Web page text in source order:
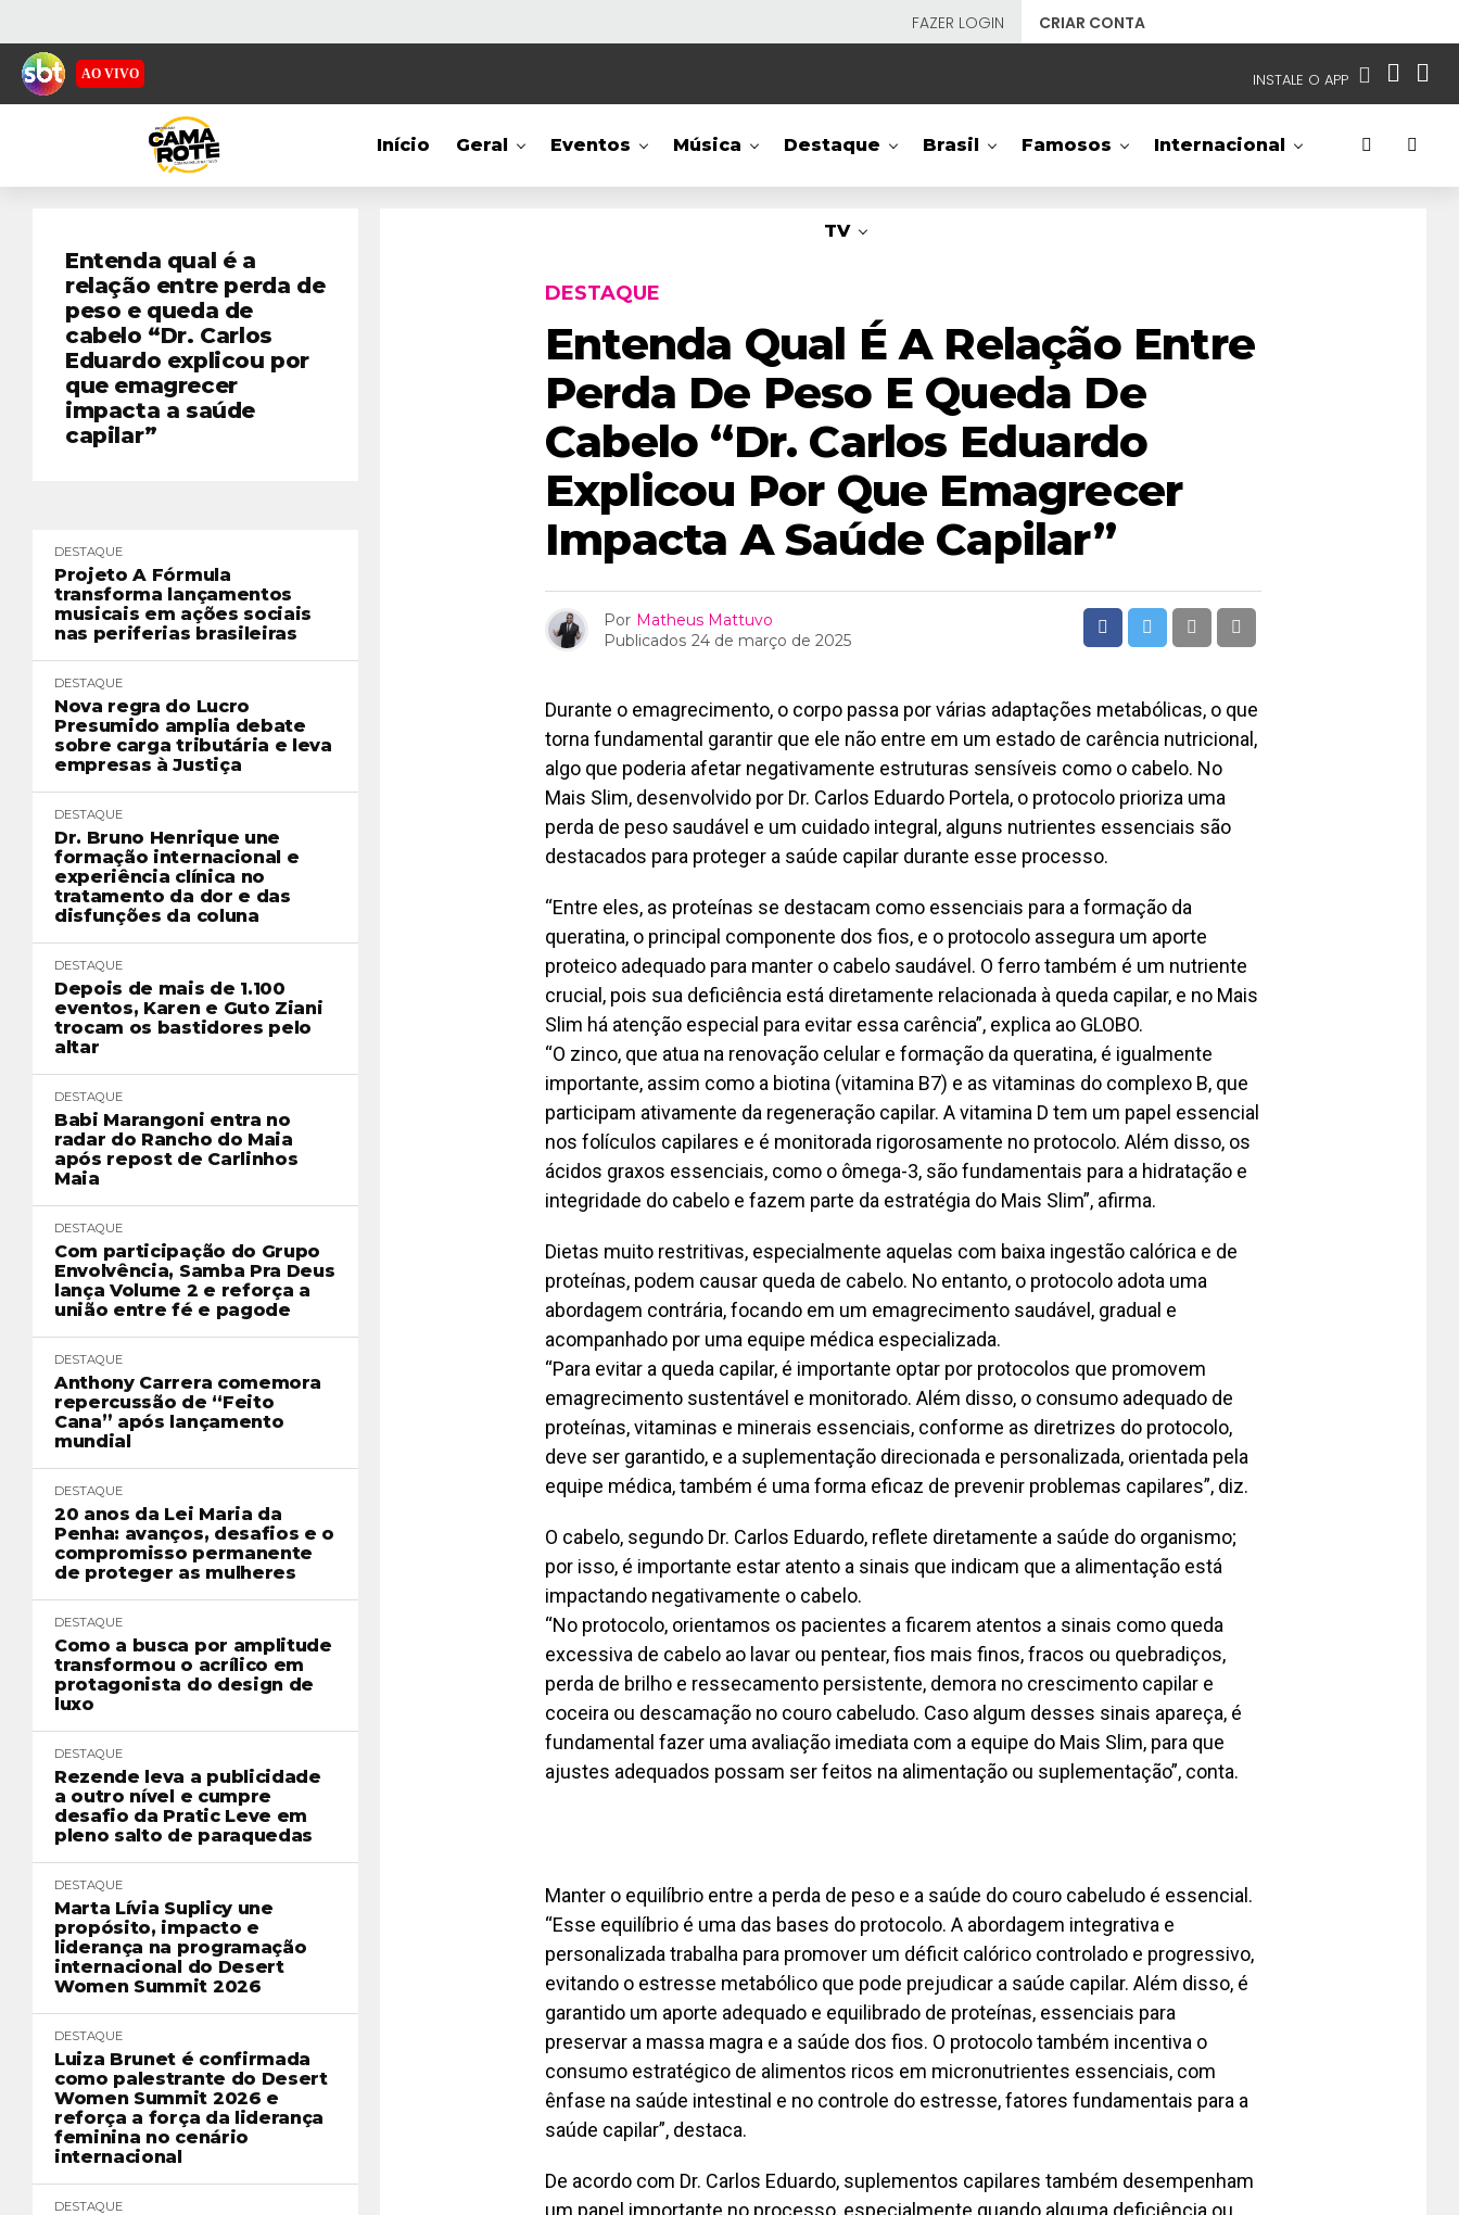
FAZER LOGIN CRIAR CONTA
AO VIVO INSTALE O APP
NOSSAS REDES APP TV SBT
Início Geral Eventos Música Destaque Brasil Famosos Internacional
TV
Entenda qual é a
relação entre perda de
peso e queda de
cabelo “Dr. Carlos
Eduardo explicou por
que emagrecer
impacta a saúde
capilar”
DESTAQUE
Projeto A Fórmula
transforma lançamentos
musicais em ações sociais
nas periferias brasileiras
DESTAQUE
Nova regra do Lucro
Presumido amplia debate
sobre carga tributária e leva
empresas à Justiça
DESTAQUE
Dr. Bruno Henrique une
formação internacional e
experiência clínica no
tratamento da dor e das
disfunções da coluna
DESTAQUE
Depois de mais de 1.100
eventos, Karen e Guto Ziani
trocam os bastidores pelo
altar
DESTAQUE
Babi Marangoni entra no
radar do Rancho do Maia
após repost de Carlinhos
Maia
DESTAQUE
Com participação do Grupo
Envolvência, Samba Pra Deus
lança Volume 2 e reforça a
união entre fé e pagode
DESTAQUE
Anthony Carrera comemora
repercussão de “Feito
Cana” após lançamento
mundial
DESTAQUE
20 anos da Lei Maria da
Penha: avanços, desafios e o
compromisso permanente
de proteger as mulheres
DESTAQUE
Como a busca por amplitude
transformou o acrílico em
protagonista do design de
luxo
DESTAQUE
Rezende leva a publicidade
a outro nível e cumpre
desafio da Pratic Leve em
pleno salto de paraquedas
DESTAQUE
Marta Lívia Suplicy une
propósito, impacto e
liderança na programação
internacional do Desert
Women Summit 2026
DESTAQUE
Luiza Brunet é confirmada
como palestrante do Desert
Women Summit 2026 e
reforça a força da liderança
feminina no cenário
internacional
DESTAQUE
DESTAQUE
Entenda Qual É A Relação Entre
Perda De Peso E Queda De
Cabelo “Dr. Carlos Eduardo
Explicou Por Que Emagrecer
Impacta A Saúde Capilar”
Por Matheus Mattuvo
Publicados 24 de março de 2025
Durante o emagrecimento, o corpo passa por várias adaptações metabólicas, o que
torna fundamental garantir que ele não entre em um estado de carência nutricional,
algo que poderia afetar negativamente estruturas sensíveis como o cabelo. No
Mais Slim, desenvolvido por Dr. Carlos Eduardo Portela, o protocolo prioriza uma
perda de peso saudável e um cuidado integral, alguns nutrientes essenciais são
destacados para proteger a saúde capilar durante esse processo.
“Entre eles, as proteínas se destacam como essenciais para a formação da
queratina, o principal componente dos fios, e o protocolo assegura um aporte
proteico adequado para manter o cabelo saudável. O ferro também é um nutriente
crucial, pois sua deficiência está diretamente relacionada à queda capilar, e no Mais
Slim há atenção especial para evitar essa carência”, explica ao GLOBO.
“O zinco, que atua na renovação celular e formação da queratina, é igualmente
importante, assim como a biotina (vitamina B7) e as vitaminas do complexo B, que
participam ativamente da regeneração capilar. A vitamina D tem um papel essencial
nos folículos capilares e é monitorada rigorosamente no protocolo. Além disso, os
ácidos graxos essenciais, como o ômega-3, são fundamentais para a hidratação e
integridade do cabelo e fazem parte da estratégia do Mais Slim”, afirma.
Dietas muito restritivas, especialmente aquelas com baixa ingestão calórica e de
proteínas, podem causar queda de cabelo. No entanto, o protocolo adota uma
abordagem contrária, focando em um emagrecimento saudável, gradual e
acompanhado por uma equipe médica especializada.
“Para evitar a queda capilar, é importante optar por protocolos que promovem
emagrecimento sustentável e monitorado. Além disso, o consumo adequado de
proteínas, vitaminas e minerais essenciais, conforme as diretrizes do protocolo,
deve ser garantido, e a suplementação direcionada e personalizada, orientada pela
equipe médica, também é uma forma eficaz de prevenir problemas capilares”, diz.
O cabelo, segundo Dr. Carlos Eduardo, reflete diretamente a saúde do organismo;
por isso, é importante estar atento a sinais que indicam que a alimentação está
impactando negativamente o cabelo.
“No protocolo, orientamos os pacientes a ficarem atentos a sinais como queda
excessiva de cabelo ao lavar ou pentear, fios mais finos, fracos ou quebradiços,
perda de brilho e ressecamento persistente, demora no crescimento capilar e
coceira ou descamação no couro cabeludo. Caso algum desses sinais apareça, é
fundamental fazer uma avaliação imediata com a equipe do Mais Slim, para que
ajustes adequados possam ser feitos na alimentação ou suplementação”, conta.
Manter o equilíbrio entre a perda de peso e a saúde do couro cabeludo é essencial.
“Esse equilíbrio é uma das bases do protocolo. A abordagem integrativa e
personalizada trabalha para promover um déficit calórico controlado e progressivo,
evitando o estresse metabólico que pode prejudicar a saúde capilar. Além disso, é
garantido um aporte adequado e equilibrado de proteínas, essenciais para
preservar a massa magra e a saúde dos fios. O protocolo também incentiva o
consumo estratégico de alimentos ricos em micronutrientes essenciais, com
ênfase na saúde intestinal e no controle do estresse, fatores fundamentais para a
saúde capilar”, destaca.
De acordo com Dr. Carlos Eduardo, suplementos capilares também desempenham
um papel importante no processo, especialmente quando alguma deficiência ou